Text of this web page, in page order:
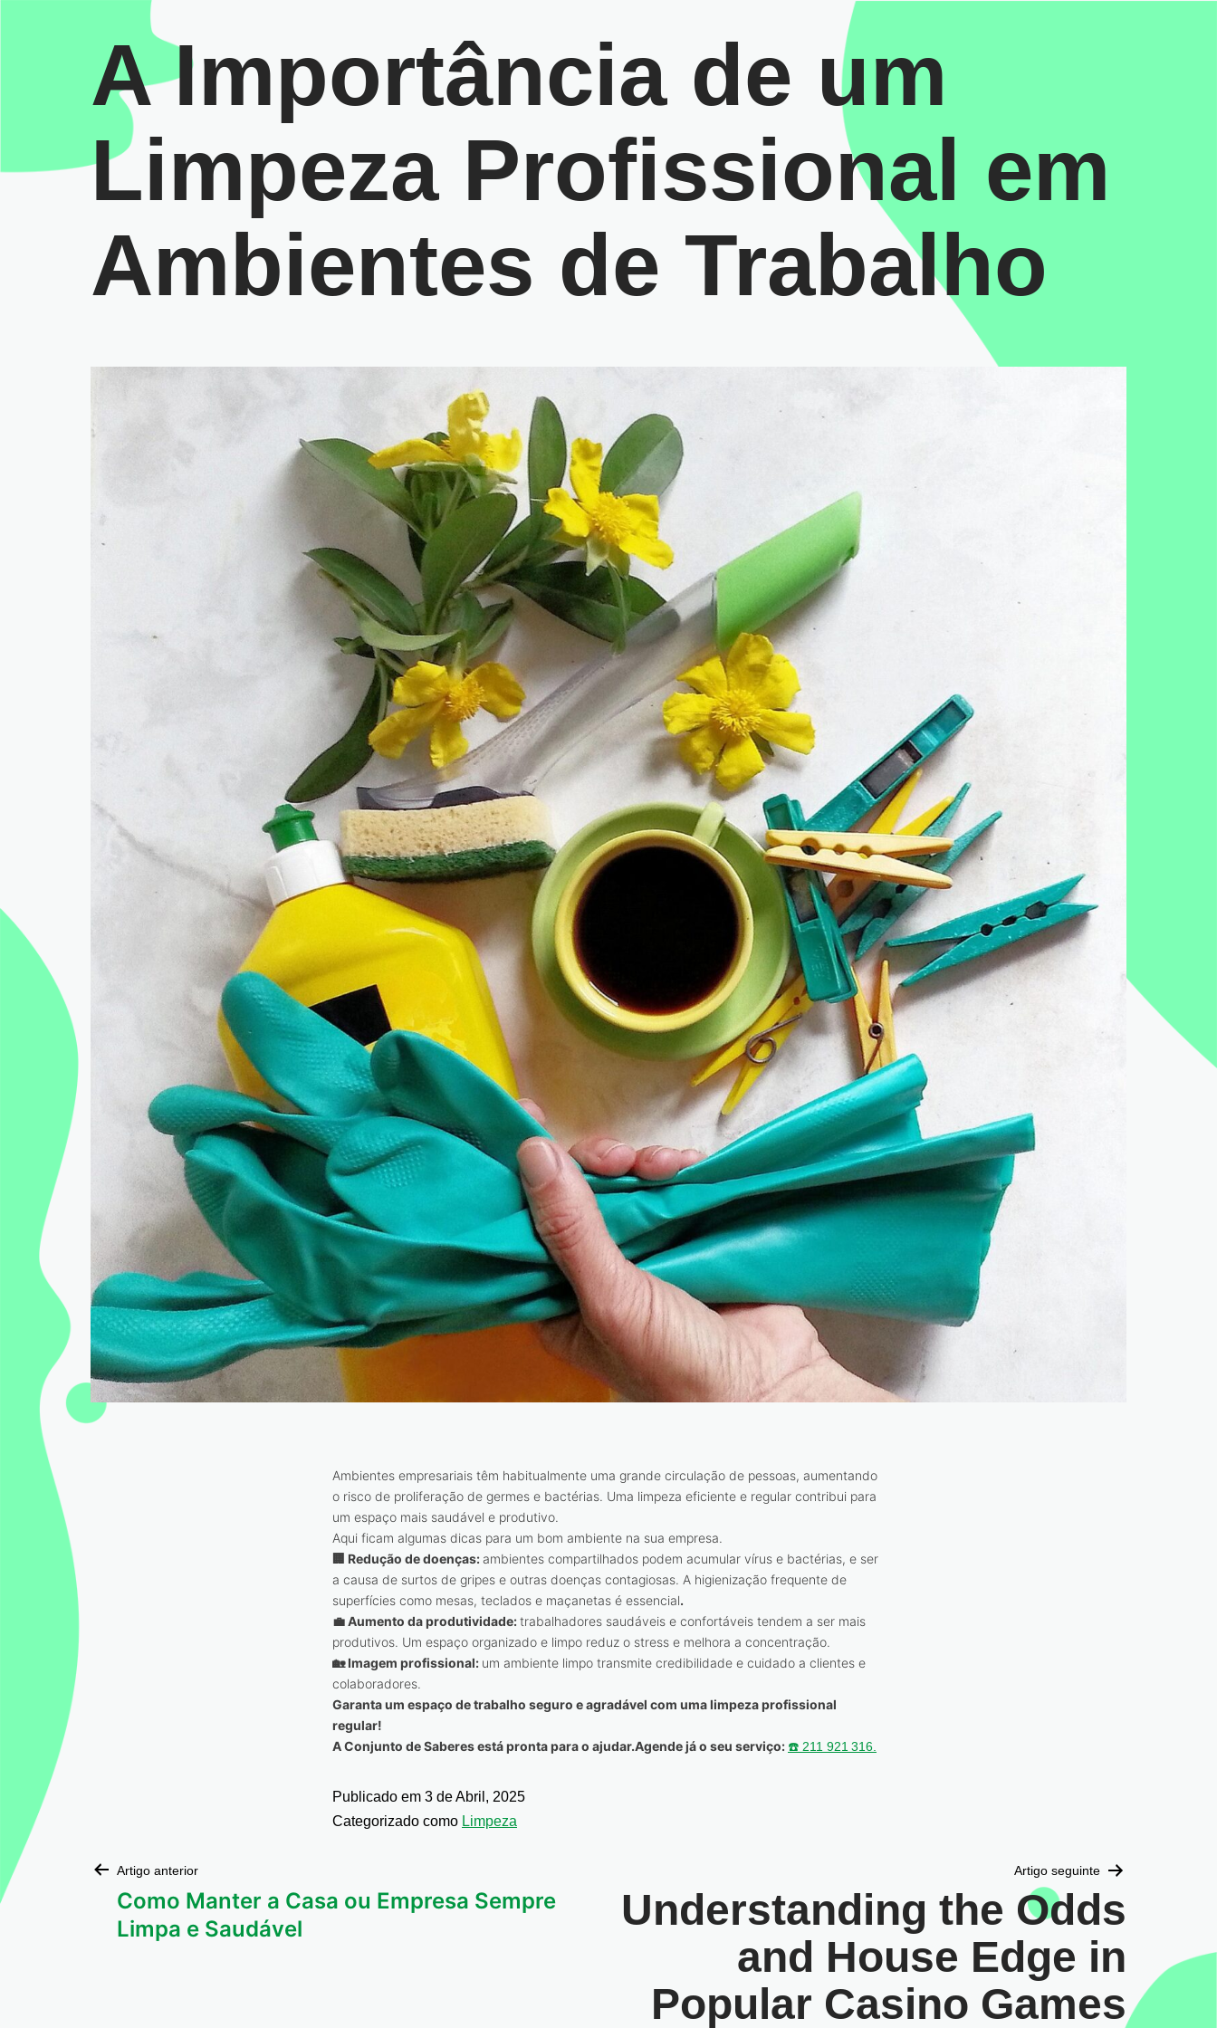
A Importância de um
Limpeza Profissional em
Ambientes de Trabalho
Ambientes empresariais têm habitualmente uma grande circulação de pessoas, aumentando
o risco de proliferação de germes e bactérias. Uma limpeza eficiente e regular contribui para
um espaço mais saudável e produtivo.
Aqui ficam algumas dicas para um bom ambiente na sua empresa.
Redução de doenças:ambientes compartilhados podem acumular vírus e bactérias, e ser
a causa de surtos de gripes e outras doenças contagiosas. A higienização frequente de
superfícies como mesas, teclados e maçanetas é essencial.
💼Aumento da produtividade:trabalhadores saudáveis e confortáveis tendem a ser mais
produtivos. Um espaço organizado e limpo reduz o stress e melhora a concentração.
🏡Imagem profissional: um ambiente limpo transmite credibilidade e cuidado a clientes e
colaboradores.
Garanta um espaço de trabalho seguro e agradável com uma limpeza profissional
regular!
A Conjunto de Saberes está pronta para o ajudar.Agende já o seu serviço: ☎️ 211 921 316.
Publicado em 3 de Abril, 2025
Categorizado como Limpeza
Artigo anterior
Como Manter a Casa ou Empresa Sempre
Limpa e Saudável
Artigo seguinte
Understanding the Odds
and House Edge in
Popular Casino Games